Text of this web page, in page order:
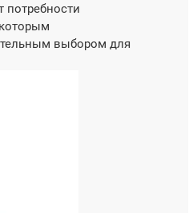
потребности
выбором для
(кг):